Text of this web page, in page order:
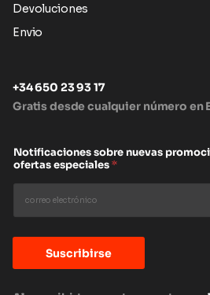
Devoluciones
Envio
+34 650 23 93 17
Gratis desde cualquier número en
Notificaciones sobre nuevas
ofertas especiales*
Suscribirse